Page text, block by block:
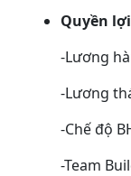
Quyền lợi
-Lương
-Lương
-Chế độ
-Team